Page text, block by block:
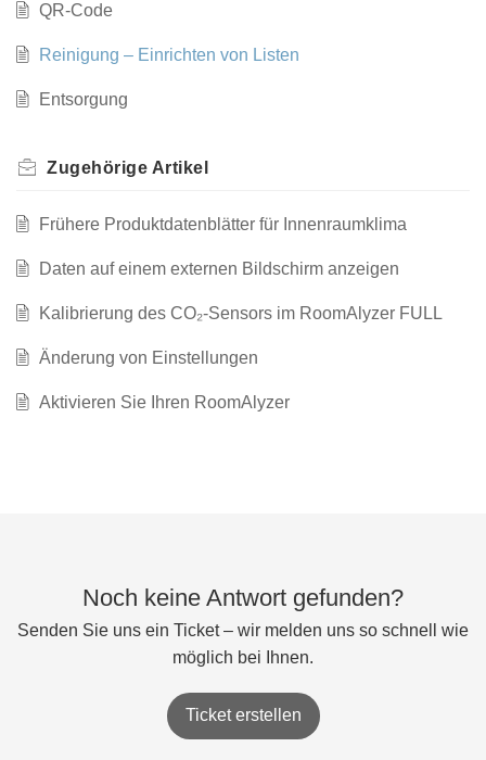
QR-Code
Reinigung – Einrichten von Listen
Entsorgung
Zugehörige Artikel
Frühere Produktdatenblätter für Innenraumklima
Daten auf einem externen Bildschirm anzeigen
Kalibrierung des CO₂-Sensors im RoomAlyzer FULL
Änderung von Einstellungen
Aktivieren Sie Ihren RoomAlyzer
Noch keine Antwort gefunden?
Senden Sie uns ein Ticket – wir melden uns so schnell wie
möglich bei Ihnen.
Ticket erstellen